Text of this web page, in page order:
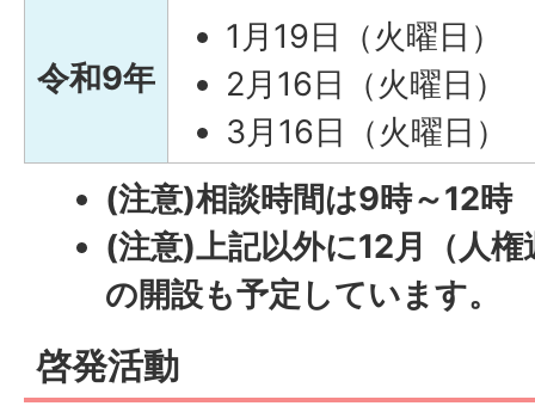
令和9年
1月19日（火曜日）
2月16日（火曜日）
3月16日（火曜日）
(注意)相談時間は9時～12時
(注意)上記以外に12月（人
の開設も予定しています。
啓発活動